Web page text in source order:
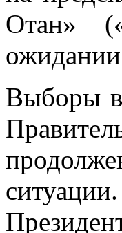
Отан»
Выборы в